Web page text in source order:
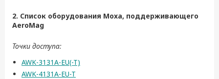
2. Список оборудования Moxa, поддерживающего
AeroMag
Точки доступа:
AWK-3131A-EU(-T)
AWK-4131A-EU-T